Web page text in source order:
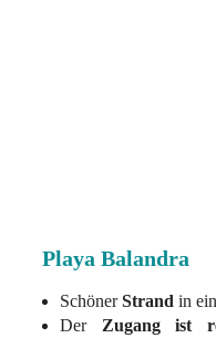
Playa Balandra
SchönerStrand in
Der Zugang ist